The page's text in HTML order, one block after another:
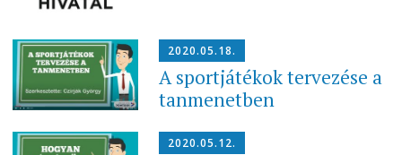
2020.05.18.
A sportjátékok tervezése a
tanmenetben
2020.05.12.